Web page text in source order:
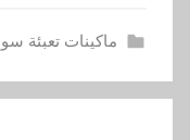
ماكينات تعبئة